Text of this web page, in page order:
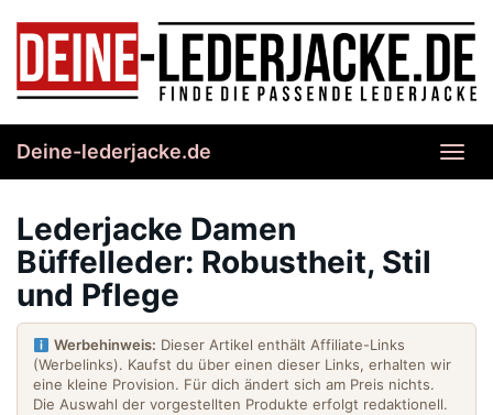
content
Deine-lederjacke.de
Lederjacke Damen
Büffelleder: Robustheit, Stil
und Pflege
Werbehinweis: Dieser Artikel enthält Affiliate-Links
(Werbelinks). Kaufst du über einen dieser Links, erhalten wir
eine kleine Provision. Für dich ändert sich am Preis nichts.
Die Auswahl der vorgestellten Produkte erfolgt redaktionell.